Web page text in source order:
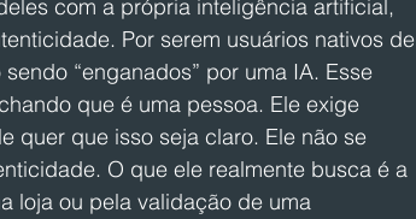
com a própria inteligência artificial,
Por serem usuários nativos de
“enganados” por uma IA. Esse
que é uma pessoa. Ele exige
quer que isso seja claro. Ele não se
O que ele realmente busca é a
loja ou pela validação de uma